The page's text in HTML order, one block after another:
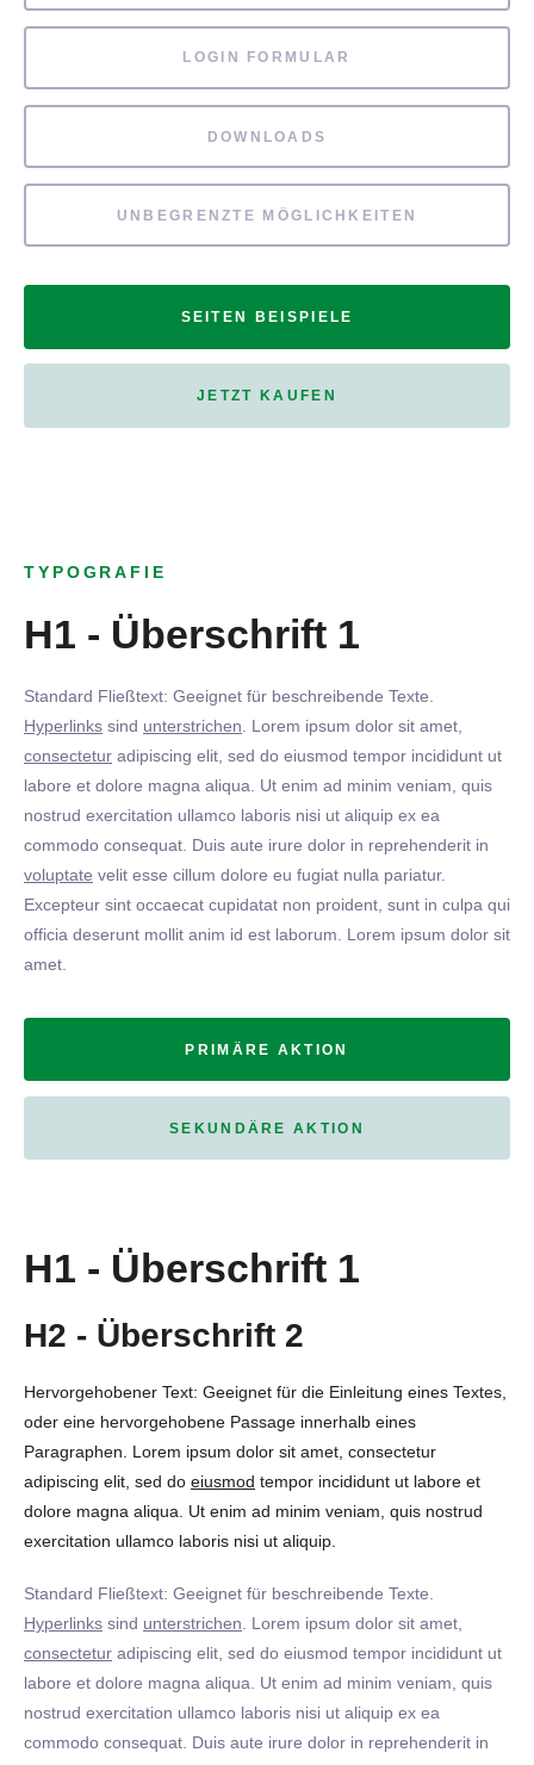
LOGIN FORMULAR
DOWNLOADS
UNBEGRENZTE MÖGLICHKEITEN
SEITEN BEISPIELE
JETZT KAUFEN
TYPOGRAFIE
H1 - Überschrift 1
Standard Fließtext: Geeignet für beschreibende Texte.
Hyperlinks sind unterstrichen . Lorem ipsum dolor sit amet,
consectetur adipiscing elit, sed do eiusmod tempor incididunt ut
labore et dolore magna aliqua. Ut enim ad minim veniam, quis
nostrud exercitation ullamco laboris nisi ut aliquip ex ea
commodo consequat. Duis aute irure dolor in reprehenderit in
voluptate velit esse cillum dolore eu fugiat nulla pariatur.
Excepteur sint occaecat cupidatat non proident, sunt in culpa qui
officia deserunt mollit anim id est laborum. Lorem ipsum dolor sit
amet.
PRIMÄRE AKTION
SEKUNDÄRE AKTION
H1 - Überschrift 1
H2 - Überschrift 2
Hervorgehobener Text: Geeignet für die Einleitung eines Textes,
oder eine hervorgehobene Passage innerhalb eines
Paragraphen. Lorem ipsum dolor sit amet, consectetur
adipiscing elit, sed do eiusmod tempor incididunt ut labore et
dolore magna aliqua. Ut enim ad minim veniam, quis nostrud
exercitation ullamco laboris nisi ut aliquip.
Standard Fließtext: Geeignet für beschreibende Texte.
Hyperlinks sind unterstrichen. Lorem ipsum dolor sit amet,
consectetur adipiscing elit, sed do eiusmod tempor incididunt ut
labore et dolore magna aliqua. Ut enim ad minim veniam, quis
nostrud exercitation ullamco laboris nisi ut aliquip ex ea
commodo consequat. Duis aute irure dolor in reprehenderit in